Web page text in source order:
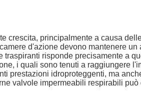
principalmente a causa
d'azione devono mantenere
risponde precisamente a
i quali sono tenuti a raggiungere
prestazioni idroproteggenti, ma
valvole impermeabili respirabili